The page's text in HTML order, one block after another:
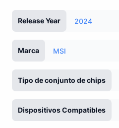
Release Year 2024
Marca MSI
Tipo de conjunto de chips
Dispositivos Compatibles